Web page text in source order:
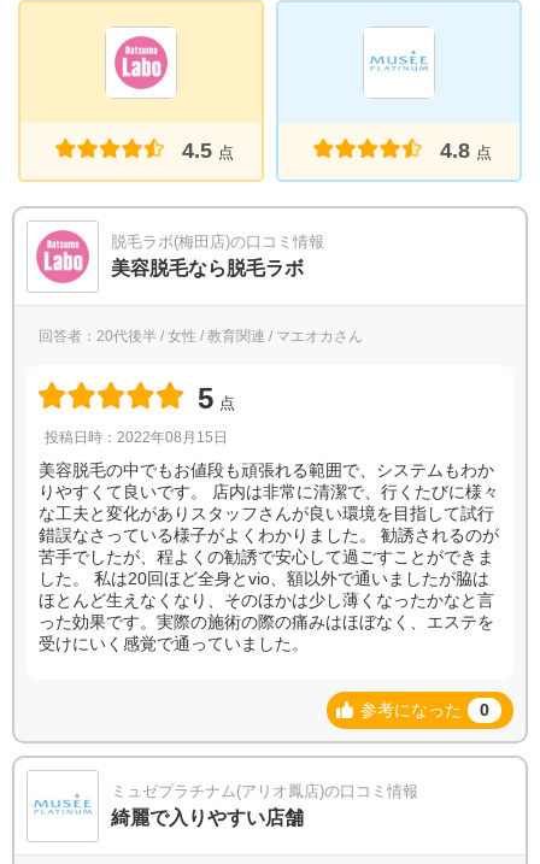
4.5 点 4.8 点
脱毛ラボ(梅田店)の口コミ情報
美容脱毛なら脱毛ラボ
回答者：20代後半 / 女性 / 教育関連 / マエオカさん
5 点
投稿日時：2022年08月15日
美容脱毛の中でもお値段も頑張れる範囲で、システムもわか
りやすくて良いです。 店内は非常に清潔で、行くたびに様々
な工夫と変化がありスタッフさんが良い環境を目指して試行
錯誤なさっている様子がよくわかりました。 勧誘されるのが
苦手でしたが、程よくの勧誘で安心して過ごすことができま
した。 私は20回ほど全身とvio、額以外で通いましたが脇は
ほとんど生えなくなり、そのほかは少し薄くなったかなと言
った効果です。実際の施術の際の痛みはほぼなく、エステを
受けにいく感覚で通っていました。
参考になった 0
ミュゼプラチナム(アリオ鳳店)の口コミ情報
綺麗で入りやすい店舗